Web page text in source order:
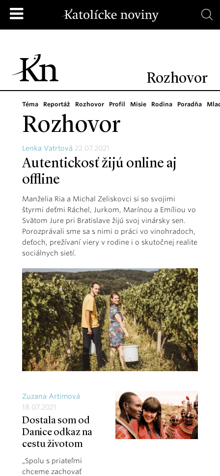
Rozhovor
Téma Reportáž Rozhovor Profil Misie Rodina Poradňa
Rozhovor
Lenka Vatrtová 22.07.2021
Autentickosť žijú online aj
offline
Manželia Ria a Michal Zeliskovci si so svojimi
štyrmi deťmi Ráchel, Jurkom, Marínou a Emíliou vo
Svätom Jure pri Bratislave žijú svoj vinársky sen.
Porozprávali sme sa s nimi o práci vo vinohradoch,
deťoch, prežívaní viery v rodine i o skutočnej realite
sociálnych sietí.
Zuzana Artimová
18.07.2021
Dostala som od
Danice odkaz na
cestu životom
„Spolu s priateľmi
chceme zachovať